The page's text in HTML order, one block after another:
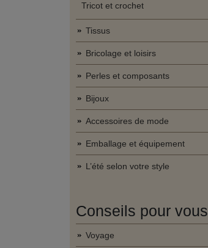
Tricot et crochet
Tissus
Bricolage et loisirs
Perles et composants
Bijoux
Accessoires de mode
Emballage et équipement
L’été selon votre style
Conseils pour vous
Voyage